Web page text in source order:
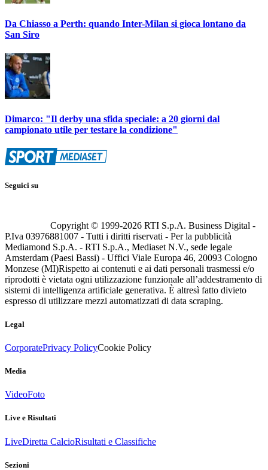
Da Chiasso a Perth: quando Inter-Milan si gioca lontano da
San Siro
Dimarco: "Il derby una sfida speciale: a 20 giorni dal
campionato utile per testare la condizione"
Seguici su
Copyright © 1999-2026 RTI S.p.A. Business Digital -
P.Iva 03976881007 - Tutti i diritti riservati - Per la pubblicità
Mediamond S.p.A. - RTI S.p.A., Mediaset N.V., sede legale
Amsterdam (Paesi Bassi) - Uffici Viale Europa 46, 20093 Cologno
Monzese (MI)Rispetto ai contenuti e ai dati personali trasmessi e/o
riprodotti è vietata ogni utilizzazione funzionale all’addestramento di
sistemi di intelligenza artificiale generativa. È altresì fatto divieto
espresso di utilizzare mezzi automatizzati di data scraping.
Legal
CorporatePrivacy PolicyCookie Policy
Media
VideoFoto
Live e Risultati
LiveDiretta CalcioRisultati e Classifiche
Sezioni